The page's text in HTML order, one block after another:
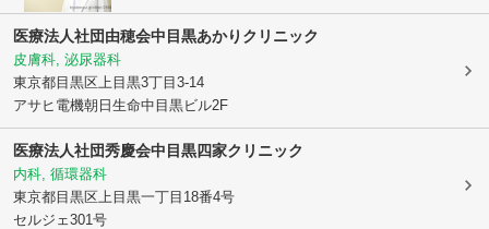
医療法人社団由穂会中目黒あかりクリニック
皮膚科, 泌尿器科
東京都目黒区 上目黒3丁目3-14
アサヒ電機朝日生命中目黒ビル2F
医療法人社団秀慶会中目黒四家クリニック
内科, 循環器科
東京都目黒区 上目黒一丁目18番4号
セルジェ301号